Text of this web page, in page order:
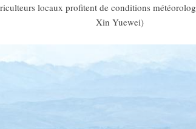
locaux profitent de conditions
Xin Yuewei)